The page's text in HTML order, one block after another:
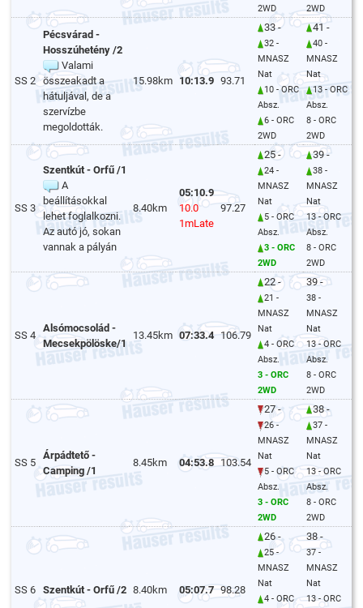
2WD
2WD
SS 2
Pécsvárad -
Hosszúhetény /2
Valami
összeakadt a
hátuljával, de a
szervízbe
megoldották.
15.98km 10:13.9 93.71
33 -
32 -
MNASZ
Nat
10 - ORC
Absz.
6 - ORC
2WD
41 -
40 -
MNASZ
Nat
13 - ORC
Absz.
8 - ORC
2WD
SS 3
Szentkút - Orfű /1
A
beállításokkal
lehet foglalkozni.
Az autó jó, sokan
vannak a pályán
8.40km
05:10.9
10.0
1mLate
97.27
25 -
24 -
MNASZ
Nat
5 - ORC
Absz.
3 - ORC
2WD
39 -
38 -
MNASZ
Nat
13 - ORC
Absz.
8 - ORC
2WD
SS 4
Alsómocsolád -
Mecsekpölöske/1
13.45km 07:33.4 106.79
22 -
21 -
MNASZ
Nat
4 - ORC
Absz.
3 - ORC
2WD
39 -
38 -
MNASZ
Nat
13 - ORC
Absz.
8 - ORC
2WD
SS 5
Árpádtető -
Camping /1
8.45km 04:53.8 103.54
27 -
26 -
MNASZ
Nat
5 - ORC
Absz.
3 - ORC
2WD
38 -
37 -
MNASZ
Nat
13 - ORC
Absz.
8 - ORC
2WD
SS 6 Szentkút - Orfű /2 8.40km 05:07.7 98.28
26 -
25 -
MNASZ
Nat
4 - ORC
38 -
37 -
MNASZ
Nat
13 - ORC